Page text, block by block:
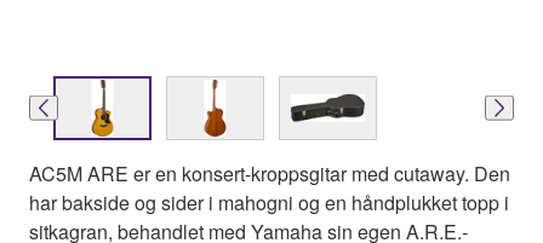
AC5M ARE er en konsert-kroppsgitar med cutaway. Den
har bakside og sider i mahogni og en håndplukket topp i
sitkagran, behandlet med Yamaha sin egen A.R.E.-